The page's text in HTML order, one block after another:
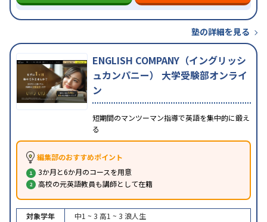
塾の詳細を見る
ENGLISH COMPANY（イングリッシ
ュカンパニー） 大学受験部オンライ
ン
短期間のマンツーマン指導で英語を集中的に鍛え
る
編集部のおすすめポイント
3か月と6か月のコースを用意
高校の元英語教員も講師として在籍
対象学年 中1 ~ 3 高1 ~ 3 浪人生